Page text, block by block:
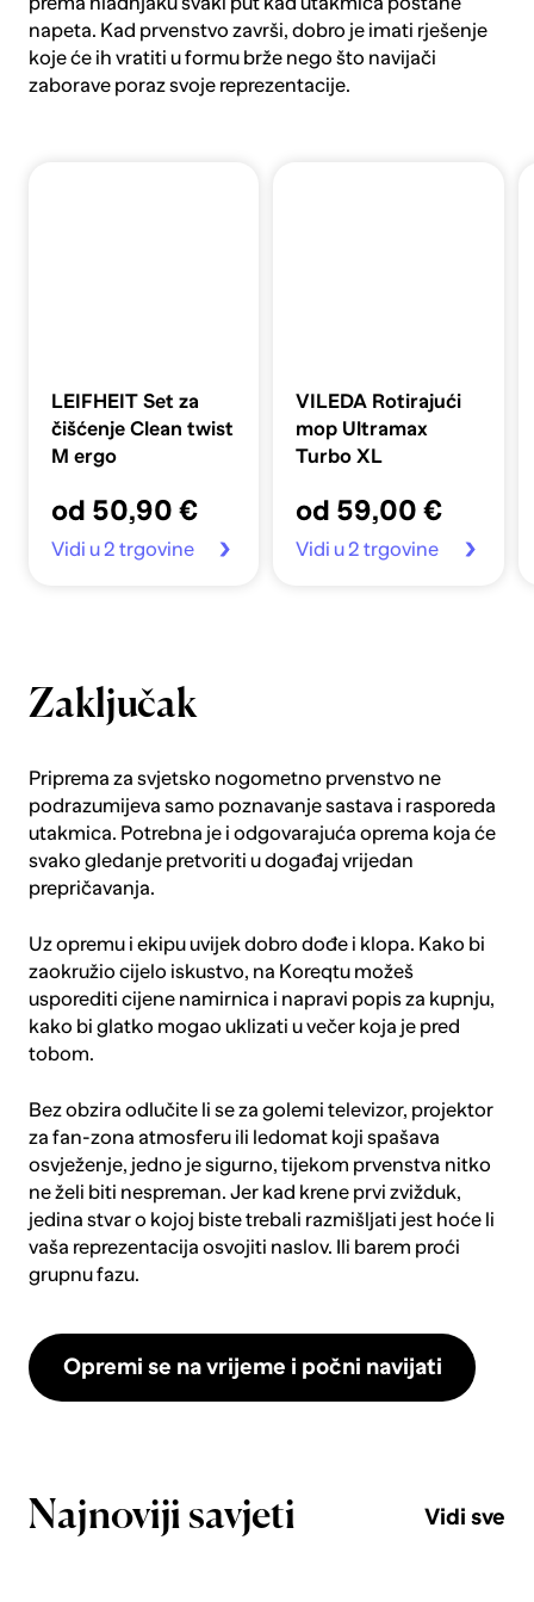
napeta. Kad prvenstvo završi, dobro je imati rješenje
koje će ih vratiti u formu brže nego što navijači
zaborave poraz svoje reprezentacije.
LEIFHEIT Set za
čišćenje Clean twist
M ergo
od 50,90 €
Vidi u 2 trgovine
VILEDA Rotirajući
mop Ultramax
Turbo XL
od 59,00 €
Vidi u 2 trgovine
Zaključak
Priprema za svjetsko nogometno prvenstvo ne
podrazumijeva samo poznavanje sastava i rasporeda
utakmica. Potrebna je i odgovarajuća oprema koja će
svako gledanje pretvoriti u događaj vrijedan
prepričavanja.
Uz opremu i ekipu uvijek dobro dođe i klopa. Kako bi
zaokružio cijelo iskustvo, na Koreqtumožeš
usporediti cijene namirnica i napravi popis za kupnju,
kako bi glatko mogao uklizati u večer koja je pred
tobom.
Bez obzira odlučite li se za golemi televizor, projektor
za fan-zona atmosferu ili ledomat koji spašava
osvježenje, jedno je sigurno, tijekom prvenstva nitko
ne želi biti nespreman. Jer kad krene prvi zvižduk,
jedina stvar o kojoj biste trebali razmišljati jest hoće li
vaša reprezentacija osvojiti naslov. Ili barem proći
grupnu fazu.
Opremi se na vrijeme i počni navijati
Najnoviji savjeti Vidi sve